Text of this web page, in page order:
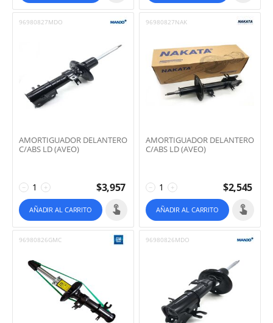
96980827MDO
AMORTIGUADOR DELANTERO
C/ABS LD (AVEO)
+
− $3,957
AÑADIR AL CARRITO
96980827NAK
AMORTIGUADOR DELANTERO
C/ABS LD (AVEO)
+
− $2,545
AÑADIR AL CARRITO
96980826GMC 96980826MDO